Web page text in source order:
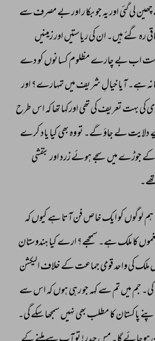
چھین لی گئی اور یہ جو بکا ر اور بے مصرف سے
رہ گئے ہیں۔ ان کی ریاستیں اور زمینیں
اب بے چارے مظلوم کسانوں کو دے
ہے۔ آیا خیالِ شریف میں تمہارے؟ اور
کی بہت تعریف کی تھی اورکہا تھا کہ اس طرح
دلایت لے جاؤ گے۔ تو وہ بھی کیا یاد کرے
کے جوڑے میں سجے ہوئے زرد اور بنفشی
ہم لوگوں کو ایک خاص فن آتا ہے کیوں کہ
کا ملک ہے۔ سمجھے؟ ارے کیا ہندوستان
ملک کی واحد قومی جماعت کے خلاف الیکشن
کی۔ جم میں تم سے کہہ جو رہی ہوں کہ اس سے
پاکستان کا مطلب بھی نہیں سمجھا سکے گی۔